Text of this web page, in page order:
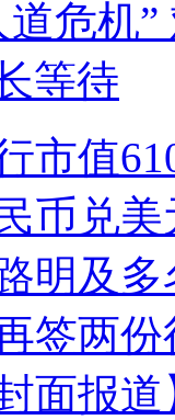
道危机
等待
市值
币兑
明及
签两
封面报